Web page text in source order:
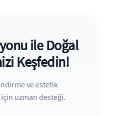
ile Doğal
Keşfedin!
ve estetik
uzman desteği.